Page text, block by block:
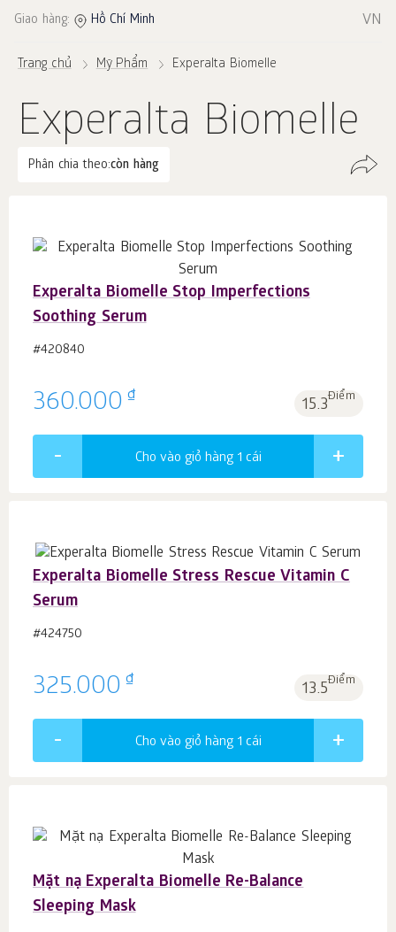
Giao hàng: Hồ Chí Minh VN
Trang chủ Mỹ Phẩm Experalta Biomelle
Experalta Biomelle
Phân chia theo:còn hàng
Experalta Biomelle Stop Imperfections
Soothing Serum
#420840
360.000 ₫ 15.3Điểm
Cho vào giỏ hàng 1 cái
Experalta Biomelle Stress Rescue Vitamin C
Serum
#424750
325.000 ₫ 13.5Điểm
Cho vào giỏ hàng 1 cái
Mặt nạ Experalta Biomelle Re-Balance
Sleeping Mask